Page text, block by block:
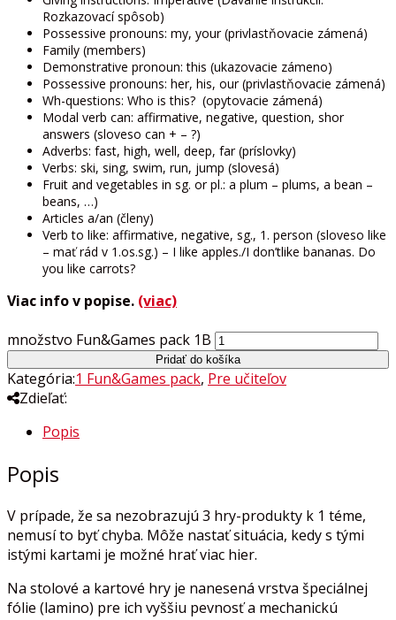
Rozkazovací spôsob)
Possessive pronouns: my, your (privlastňovacie zámená)
Family (members)
Demonstrative pronoun: this (ukazovacie zámeno)
Possessive pronouns: her, his, our (privlastňovacie zámená)
Wh-questions: Who is this? (opytovacie zámená)
Modal verb can: affirmative, negative, question, shor
answers (sloveso can + – ?)
Adverbs: fast, high, well, deep, far (príslovky)
Verbs: ski, sing, swim, run, jump (slovesá)
Fruit and vegetables in sg. or pl.: a plum – plums, a bean –
beans, …)
Articles a/an (členy)
Verb to like: affirmative, negative, sg., 1. person (sloveso like
– mať rád v 1.os.sg.) – I like apples./I don’tlike bananas. Do
you like carrots?
Viac info v popise. (viac)
množstvo Fun&Games pack 1B
Pridať do košíka
Kategória:1 Fun&Games pack, Pre učiteľov
Zdieľať:
Popis
Popis
V prípade, že sa nezobrazujú 3 hry-produkty k 1 téme,
nemusí to byť chyba. Môže nastať situácia, kedy s tými
istými kartami je možné hrať viac hier.
Na stolové a kartové hry je nanesená vrstva špeciálnej
fólie (lamino) pre ich vyššiu pevnosť a mechanickú